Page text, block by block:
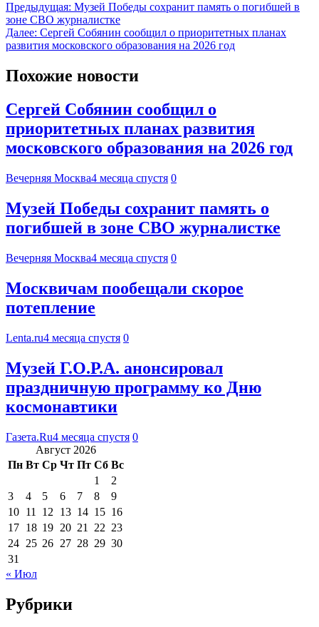
Предыдущая: Музей Победы сохранит память о погибшей в
зоне СВО журналистке
Далее: Сергей Собянин сообщил о приоритетных планах
развития московского образования на 2026 год
Похожие новости
Сергей Собянин сообщил о
приоритетных планах развития
московского образования на 2026 год
Вечерняя Москва4 месяца спустя 0
Музей Победы сохранит память о
погибшей в зоне СВО журналистке
Вечерняя Москва4 месяца спустя 0
Москвичам пообещали скорое
потепление
Lenta.ru4 месяца спустя 0
Музей Г.О.Р.А. анонсировал
праздничную программу ко Дню
космонавтики
Газета.Ru4 месяца спустя 0
Август 2026
Пн Вт Ср Чт Пт Сб Вс
1
2
3
4 5 6 7 8
9
10 11 12 13 14 15 16
17 18 19 20 21 22 23
24 25 26 27 28 29 30
31
« Июл
Рубрики